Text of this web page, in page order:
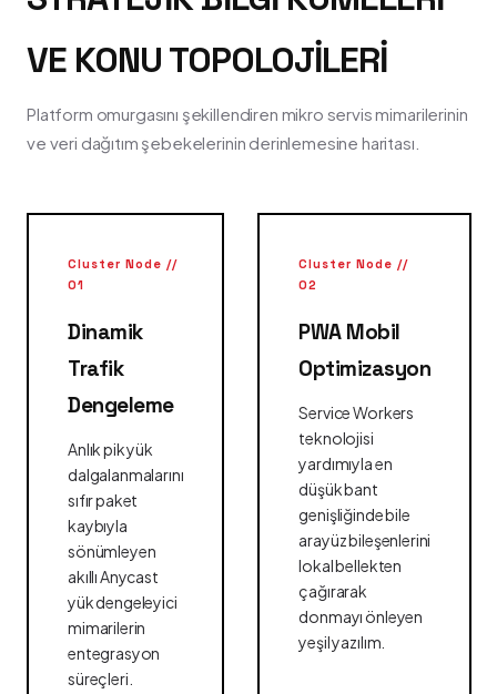
VE KONU TOPOLOJILERI
Platform omurgasını şekillendiren mikro servis mimarilerinin
ve veri dağıtım şebekelerinin derinlemesine haritası.
Cluster Node //
01
Dinamik
Trafik
Dengeleme
Anlık pik yük
dalgalanmalarını
sıfır paket
kaybıyla
sönümleyen
akıllı Anycast
yük dengeleyici
mimarilerin
entegrasyon
süreçleri.
Cluster Node //
02
PWA Mobil
Optimizasyon
Service Workers
teknolojisi
yardımıyla en
düşük bant
genişliğinde bile
arayüz bileşenlerini
lokal bellekten
çağırarak
donmayı önleyen
yeşil yazılım.